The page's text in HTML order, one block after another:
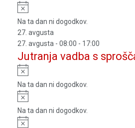
Notice
Na ta dan ni dogodkov.
27. avgusta
27. avgusta - 08:00 - 17:00
Jutranja vadba s
Notice
Na ta dan ni dogodkov.
Notice
Na ta dan ni dogodkov.
Notice